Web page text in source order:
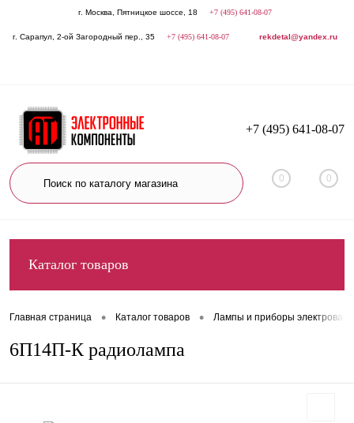
г. Москва, Пятницкое шоссе, 18 +7 (495) 641-08-07
г. Сарапул, 2-ой Загородный пер., 35 +7 (495) 641-08-07 rekdetal@yandex.ru
+7 (495) 641-08-07
0 0
Каталог товаров
Главная страница • Каталог товаров • Лампы и приборы
6П14П-К радиолампа